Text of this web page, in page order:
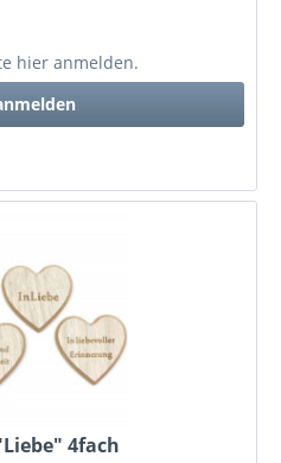
hier anmelden.
4fach